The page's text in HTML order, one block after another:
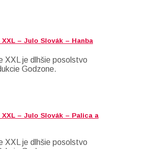
– Julo Slovák – Hanba
XXL je dlhšie posolstvo
Godzone.
– Julo Slovák – Palica a
XXL je dlhšie posolstvo